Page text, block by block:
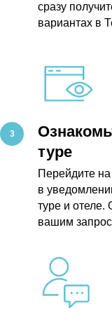
сразу
вариантах в
туре
Перейдите на
в
туре и отеле.
вашим